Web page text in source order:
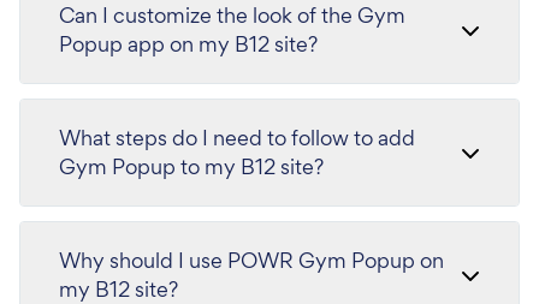
Can I customize the look of the Gym
Popup app on my B12 site?
What steps do I need to follow to add
Gym Popup to my B12 site?
Why should I use POWR Gym Popup on
my B12 site?